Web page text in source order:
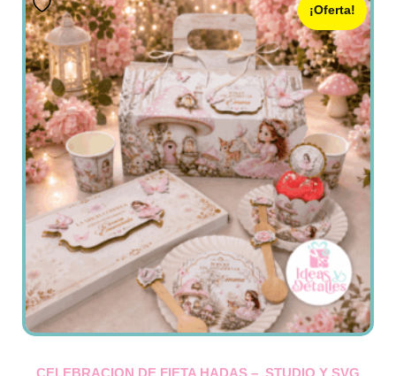
¡Oferta!
CELEBRACION DE FIETA HADAS – .STUDIO Y SVG